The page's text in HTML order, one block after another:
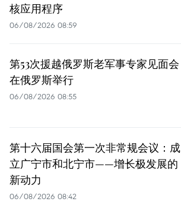
核应用程序
06/08/2026 08:59
第53次援越俄罗斯老军事专家见面会
在俄罗斯举行
06/08/2026 08:55
第十六届国会第一次非常规会议：成
立广宁市和北宁市——增长极发展的
新动力
06/08/2026 08:42